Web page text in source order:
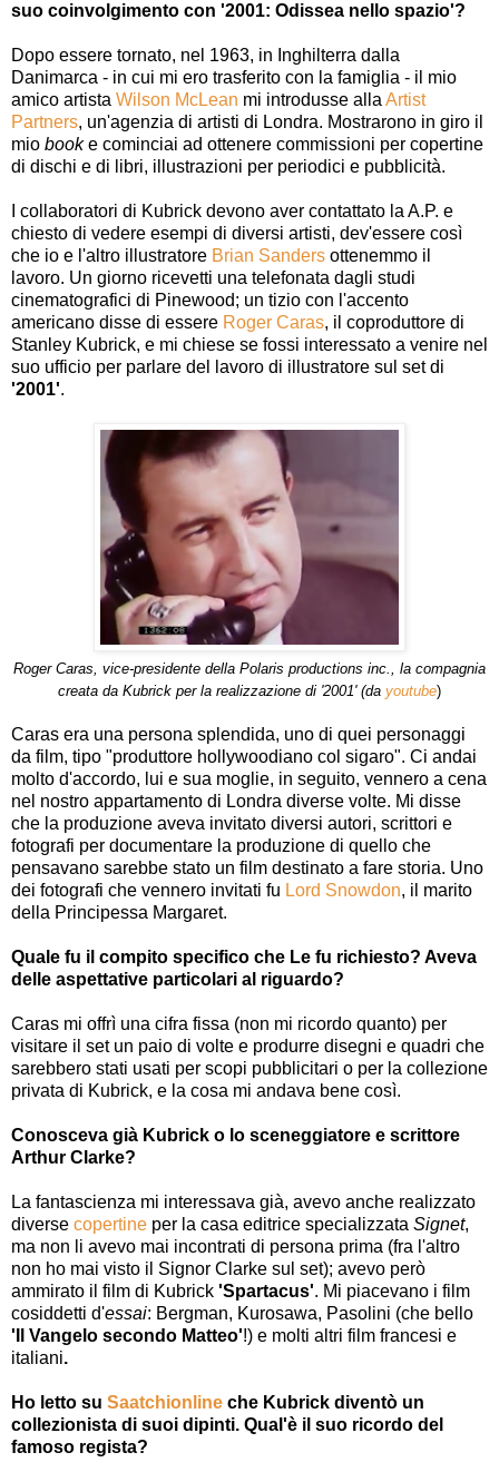
suo coinvolgimento con '2001: Odissea nello spazio'?
Dopo essere tornato, nel 1963, in Inghilterra dalla
Danimarca - in cui mi ero trasferito con la famiglia - il mio
amico artista Wilson McLean mi introdusse alla Artist
Partners, un'agenzia di artisti di Londra. Mostrarono in giro il
mio booke cominciai ad ottenere commissioni per copertine
di dischi e di libri, illustrazioni per periodici e pubblicità.
I collaboratori di Kubrick devono aver contattato la A.P. e
chiesto di vedere esempi di diversi artisti, dev'essere così
che io e l'altro illustratore Brian Sanders ottenemmo il
lavoro. Un giorno ricevetti una telefonata dagli studi
cinematografici di Pinewood; un tizio con l'accento
americano disse di essere Roger Caras, il coproduttore di
Stanley Kubrick, e mi chiese se fossi interessato a venire nel
suo ufficio per parlare del lavoro di illustratore sul set di
'2001'.
Roger Caras, vice-presidente della Polaris productions inc., la compagnia
creata da Kubrick per la realizzazione di '2001' (da youtube)
Caras era una persona splendida, uno di quei personaggi
da film, tipo "produttore hollywoodiano col sigaro". Ci andai
molto d'accordo, lui e sua moglie, in seguito, vennero a cena
nel nostro appartamento di Londra diverse volte. Mi disse
che la produzione aveva invitato diversi autori, scrittori e
fotografi per documentare la produzione di quello che
pensavano sarebbe stato un film destinato a fare storia. Uno
dei fotografi che vennero invitati fu Lord Snowdon, il marito
della Principessa Margaret.
Quale fu il compito specifico che Le fu richiesto? Aveva
delle aspettative particolari al riguardo?
Caras mi offrì una cifra fissa (non mi ricordo quanto) per
visitare il set un paio di volte e produrre disegni e quadri che
sarebbero stati usati per scopi pubblicitari o per la collezione
privata di Kubrick, e la cosa mi andava bene così.
Conosceva già Kubrick o lo sceneggiatore e scrittore
Arthur Clarke?
La fantascienza mi interessava già, avevo anche realizzato
diverse copertine per la casa editrice specializzata Signet,
ma non li avevo mai incontrati di persona prima (fra l'altro
non ho mai visto il Signor Clarke sul set); avevo però
ammirato il film di Kubrick 'Spartacus'. Mi piacevano i film
cosiddetti d'essai: Bergman, Kurosawa, Pasolini (che bello
'Il Vangelo secondo Matteo'!) e molti altri film francesi e
italiani.
Ho letto su Saatchionline che Kubrick diventò un
collezionista di suoi dipinti. Qual'è il suo ricordo del
famoso regista?